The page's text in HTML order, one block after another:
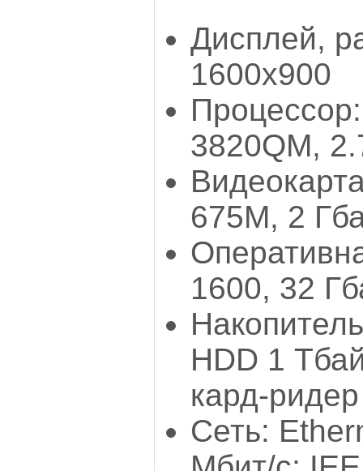
Дисплей,
1600x900
3820QM,
675М, 2
1600, 32
HDD 1
кард-ридер
Сеть: